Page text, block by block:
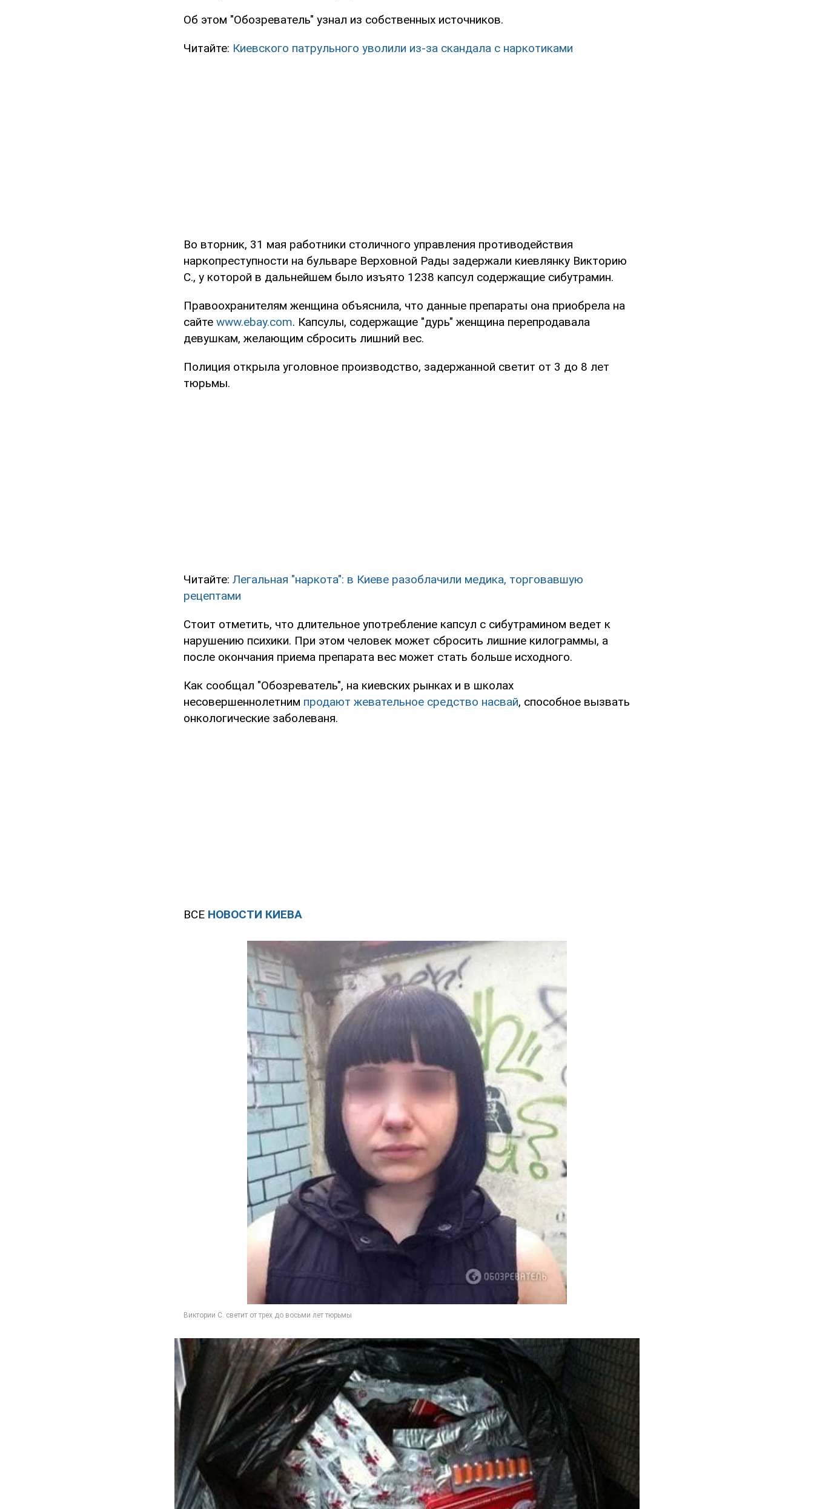
Об этом "Обозреватель" узнал из собственных источников.
Читайте: Киевского патрульного уволили из-за скандала с наркотиками
Во вторник, 31 мая работники столичного управления противодействия
наркопреступности на бульваре Верховной Рады задержали киевлянку Викторию
С., у которой в дальнейшем было изъято 1238 капсул содержащие сибутрамин.
Правоохранителям женщина объяснила, что данные препараты она приобрела на
сайте www.ebay.com. Капсулы, содержащие "дурь" женщина перепродавала
девушкам, желающим сбросить лишний вес.
Полиция открыла уголовное производство, задержанной светит от 3 до 8 лет
тюрьмы.
Читайте: Легальная "наркота": в Киеве разоблачили медика, торговавшую
рецептами
Стоит отметить, что длительное употребление капсул с сибутрамином ведет к
нарушению психики. При этом человек может сбросить лишние килограммы, а
после окончания приема препарата вес может стать больше исходного.
Как сообщал "Обозреватель", на киевских рынках и в школах
несовершеннолетним продают жевательное средство насвай, способное вызвать
онкологические заболеваня.
ВСЕ НОВОСТИ КИЕВА